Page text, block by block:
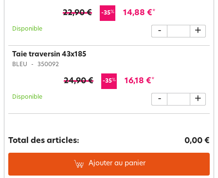
22,90 € -35% 14,88 €*
Disponible - +
Taie traversin 43x185
BLEU 350092
24,90 € -35% 16,18 €*
Disponible - +
Total des articles: 0,00 €
Ajouter au panier